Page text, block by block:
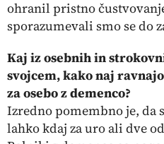
ohranil pristno
sporazumevali smo se do
Kaj iz osebnih in
svojcem, kako naj
za osebo z demenco?
Izredno pomembno je, da
lahko kdaj za uro ali dve